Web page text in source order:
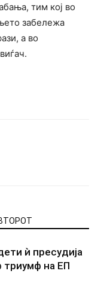
тим кој во
забележа
а во
ѝ пресудија
триумф на ЕП